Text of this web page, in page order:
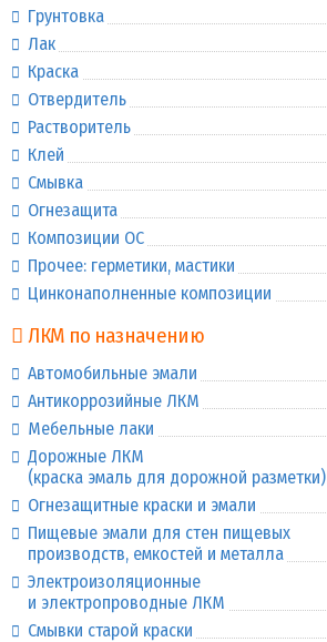
Грунтовка
Лак
Краска
Отвердитель
Растворитель
Клей
Смывка
Огнезащита
Композиции ОС
Прочее: герметики, мастики
Цинконаполненные композиции
ЛКМ по назначению
Автомобильные эмали
Антикоррозийные ЛКМ
Мебельные лаки
Дорожные ЛКМ
(краска эмаль для дорожной разметки)
Огнезащитные краски и эмали
Пищевые эмали для стен пищевых
производств, емкостей и металла
Электроизоляционные
и электропроводные ЛКМ
Смывки старой краски